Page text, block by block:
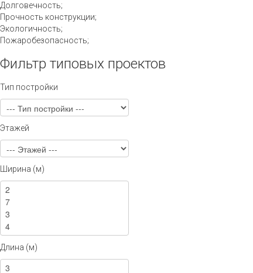
Долговечность;
Прочность конструкции;
Экологичность;
Пожаробезопасность;
Фильтр типовых проектов
Тип постройки
Этажей
Ширина (м)
Длина (м)